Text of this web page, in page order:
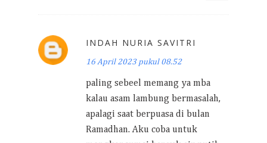
INDAH NURIA SAVITRI
16 April 2023 pukul 08.52
paling sebeel memang ya mba
kalau asam lambung bermasalah,
apalagi saat berpuasa di bulan
Ramadhan. Aku coba untuk